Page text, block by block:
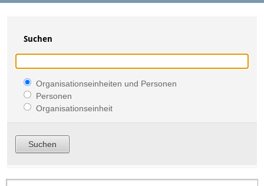
Suchen
Organisationseinheiten und Personen
Personen
Organisationseinheit